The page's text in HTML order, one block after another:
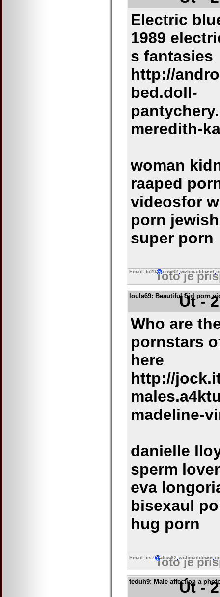
Electric
1989
s fantasies
http://
bed.doll-
meredith-
woman
raaped
videosfor
porn
super porn
Email: fo20 dow62 webmaildirect
Toto je
loula69: Beautiful girl porn
Út -
Who are
pornstars
here
http://
madeline-
danielle
sperm
eva
bisexaul
hug porn
Email: cs7 dow62 webmaildirect
Toto je
teduh9: Male affection a
Út -